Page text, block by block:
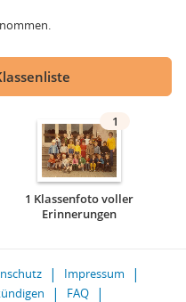
1
1 Klassenfoto voller
Erinnerungen
Impressum
FAQ